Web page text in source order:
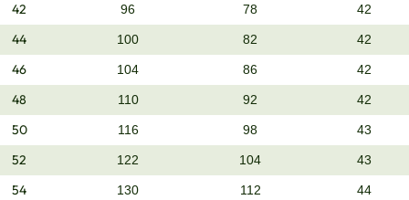
42 96 78 42
44 100 82 42
46 104 86 42
48 110 92 42
50 116 98 43
52 122 104 43
54 130 112 44